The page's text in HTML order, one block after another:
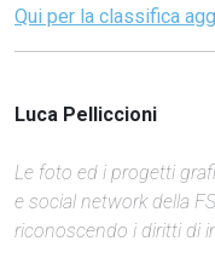
Qui per la classifica
Luca Pelliccioni
Le foto ed i progetti
e social network della
riconoscendo i diritti di